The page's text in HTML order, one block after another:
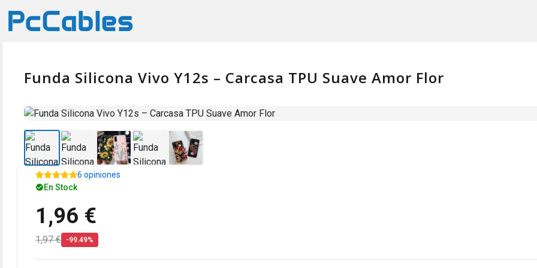
Funda Silicona Vivo Y12s – Carcasa TPU Suave Amor Flor
6 opiniones
En Stock
1,96 €
1,97 € -99.49%